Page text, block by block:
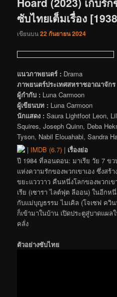
ซับไทยเต็มเรื่อง
เขียนบน22 กันยายน 2024
แนวภาพยนตร์ : Drama
ภาพยนตร์ประเทศสหราชอาณาจักร
ผู้กำกับ : Luna Carmoon
ผู้เขียนบท : Luna Carmoon
นักแสดง : Saura Lightfoot Leon,
Squires, Joseph Quinn, Deba
Tyson, Nabil Elouahabi, Sandra
| IMDB (6.7) | เรื่องย่อ
ปี 1984 ที่ลอนดอน: มาเรีย วัย 7 ข
แห่งความรักของพวกเขาเอง ซึ่งสร้
ขยะแวววาว คืนหนึ่งโลกของพวกเ
เรีย (เซารา ไลต์ฟุต ลีออน) ในอีกห
กับแม่บุญธรรม ไมเคิล (โจเซฟ ควิ
ก็เข้ามาในบ้าน เปิดประตูสู่บาดแผ
คลั่ง
ตัวอย่างซับไทย